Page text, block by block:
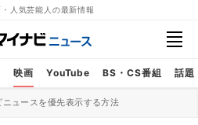
人気芸能人の最新情報
映画 YouTube BS・CS番組 話題
ュースを優先表示する方法